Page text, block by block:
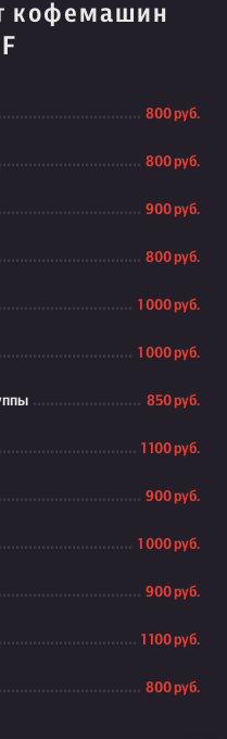
кофемашин
800 руб.
800 руб.
900 руб.
800 руб.
1 000 руб.
1 000 руб.
850 руб.
1 100 руб.
900 руб.
1 000 руб.
900 руб.
1 100 руб.
800 руб.